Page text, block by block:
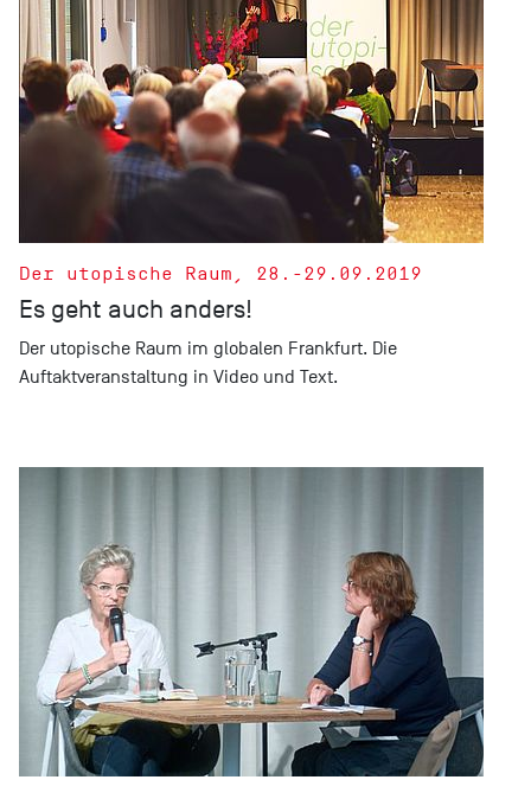
Der utopische Raum, 28.-29.09.2019
Es geht auch anders!
Der utopische Raum im globalen Frankfurt. Die
Auftaktveranstaltung in Video und Text.